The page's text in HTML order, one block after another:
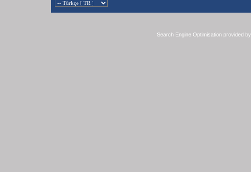
Search Engine Optimisation provided by